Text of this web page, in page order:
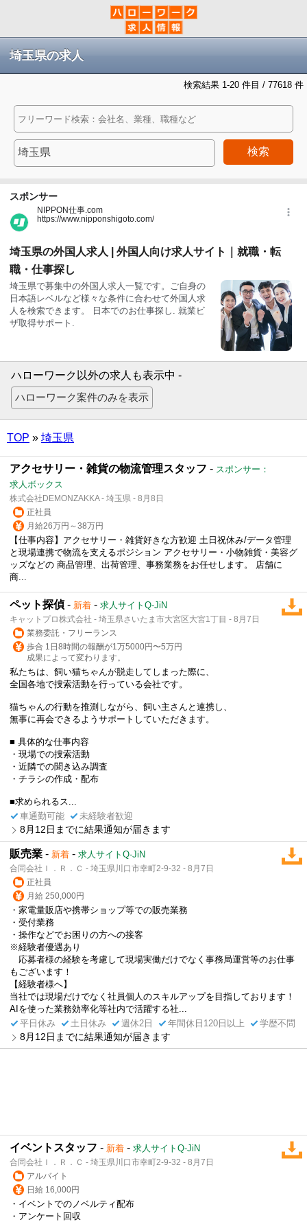
埼玉県の求人
検索結果 1-20 件目 / 77618 件
検索
ハローワーク以外の求人も表示中 -
TOP » 埼玉県
アクセサリー・雑貨の物流管理スタッフ - スポンサー：
求人ボックス
株式会社DEMONZAKKA - 埼玉県 - 8月8日
正社員
月給26万円～38万円
【仕事内容】アクセサリー・雑貨好きな方歓迎 土日祝休み/データ管理
と現場連携で物流を支えるポジション アクセサリー・小物雑貨・美容グ
ッズなどの 商品管理、出荷管理、事務業務をお任せします。 店舗に
商...
ペット探偵- 新着 - 求人サイトQ-JiN
キャットプロ株式会社 - 埼玉県さいたま市大宮区大宮1丁目 - 8月7日
業務委託・フリーランス
歩合 1日8時間の報酬が1万5000円〜5万円
成果によって変わります。
私たちは、飼い猫ちゃんが脱走してしまった際に、
全国各地で捜索活動を行っている会社です。
猫ちゃんの行動を推測しながら、飼い主さんと連携し、
無事に再会できるようサポートしていただきます。
■ 具体的な仕事内容
・現場での捜索活動
・近隣での聞き込み調査
・チラシの作成・配布
■求められるス...
車通勤可能
未経験者歓迎
8月12日までに結果通知が届きます
販売業 - 新着 - 求人サイトQ-JiN
合同会社Ｉ．Ｒ．Ｃ - 埼玉県川口市幸町2-9-32 - 8月7日
正社員
月給 250,000円
・家電量販店や携帯ショップ等での販売業務
・受付業務
・操作などでお困りの方への接客
※経験者優遇あり
応募者様の経験を考慮して現場実働だけでなく事務局運営等のお仕事
もございます！
【経験者様へ】
当社では現場だけでなく社員個人のスキルアップを目指しております！
AIを使った業務効率化等社内で活躍する社...
平日休み
土日休み 週休2日 年間休日120日以上 学歴不問
8月12日までに結果通知が届きます
イベントスタッフ - 新着 - 求人サイトQ-JiN
合同会社Ｉ．Ｒ．Ｃ - 埼玉県川口市幸町2-9-32 - 8月7日
アルバイト
日給 16,000円
・イベントでのノベルティ配布
・アンケート回収